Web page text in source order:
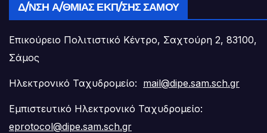
Δ/ΝΣΗ Α/ΘΜΙΑΣ ΕΚΠ/ΣΗΣ ΣΆΜΟΥ
Επικούρειο Πολιτιστικό Κέντρο, Σαχτούρη 2, 83100,
Σάμος
Ηλεκτρονικό Ταχυδρομείο: mail@dipe.sam.sch.gr
Εμπιστευτικό Ηλεκτρονικό Ταχυδρομείο:
eprotocol@dipe.sam.sch.gr